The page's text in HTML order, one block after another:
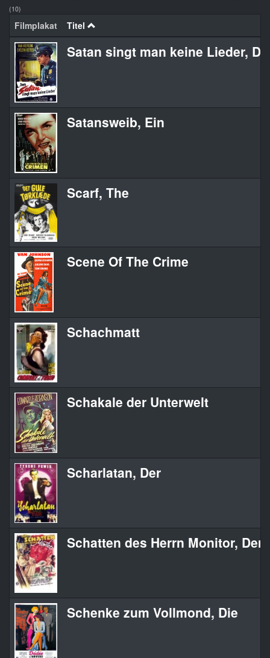
(10)
Filmplakat Titel
Satan singt man keine Lieder,
Satansweib, Ein
Scarf, The
Scene Of The Crime
Schachmatt
Schakale der Unterwelt
Scharlatan, Der
Schatten des Herrn Monitor, Der
Schenke zum Vollmond, Die